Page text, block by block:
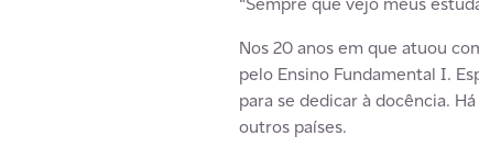
Nos 20 anos em que atuou
pelo Ensino Fundamental I.
para se dedicar à docência.
outros países.